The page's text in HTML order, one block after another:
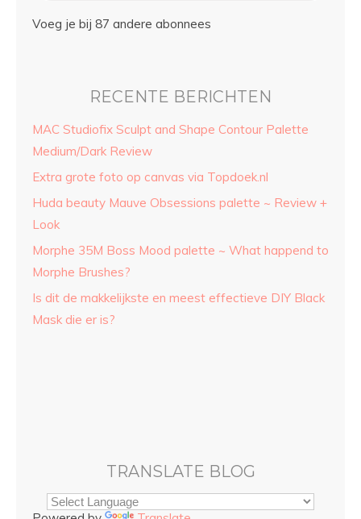
Voeg je bij 87 andere abonnees
RECENTE BERICHTEN
MAC Studiofix Sculpt and Shape Contour Palette
Medium/Dark Review
Extra grote foto op canvas via Topdoek.nl
Huda beauty Mauve Obsessions palette ~ Review +
Look
Morphe 35M Boss Mood palette ~ What happend to
Morphe Brushes?
Is dit de makkelijkste en meest effectieve DIY Black
Mask die er is?
TRANSLATE BLOG